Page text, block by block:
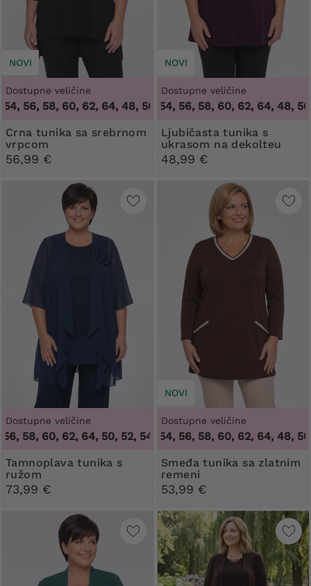
NOVI
Dostupne veličine
58, 60, 62, 64, 48, 50, 52, 54, 56, 58, 60, 62, 64
Crna tunika sa srebrnom
vrpcom
56,99 €
NOVI
Dostupne veličine
48, 50, 52, 54, 56, 58, 60, 62, 64, 48, 50,
Ljubičasta tunika s
ukrasom na dekolteu
48,99 €
Dostupne veličine
60, 62, 64, 50, 52, 54, 56, 58, 60, 62, 64
Tamnoplava tunika s
ružom
73,99 €
NOVI
Dostupne veličine
48, 50, 52, 54, 56, 58, 60, 62, 64, 48, 50,
Smeđa tunika sa zlatnim
remeni
53,99 €